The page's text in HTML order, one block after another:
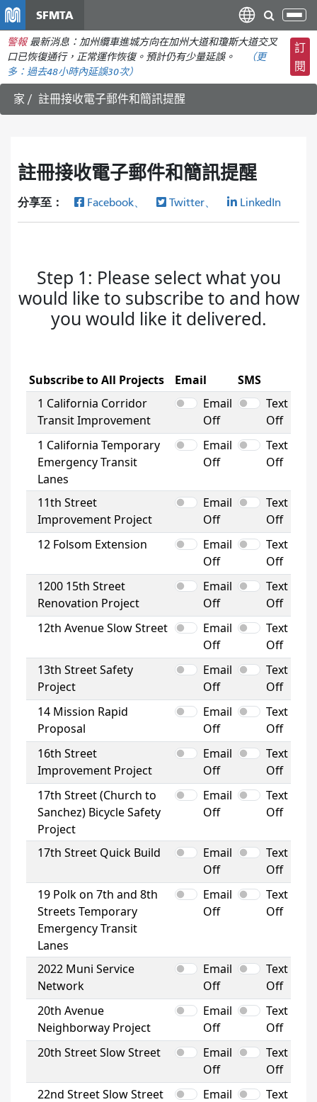
主
要
容
SFMTA
切
換
導
航
警報 最新消息：加州纜車進城方向在加州大道和瓊斯大道交叉
口已恢復通行，正常運作恢復。預計仍有少量延誤。
（更
多： 過去48小時內延誤30次）
訂
閱
家 註冊接收電子郵件和簡訊提醒
註冊接收電子郵件和簡訊提醒
分享至： Facebook、 Twitter、 LinkedIn